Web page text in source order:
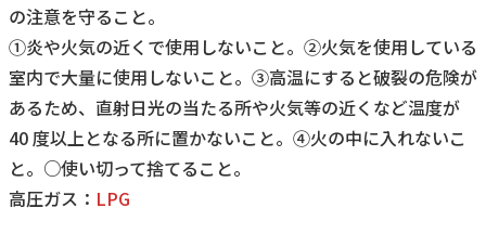
の注意を守ること。
①炎や火気の近くで使用しないこと。②火気を使用している
室内で大量に使用しないこと。③高温にすると破裂の危険が
あるため、直射日光の当たる所や火気等の近くなど温度が
40 度以上となる所に置かないこと。④火の中に入れないこ
と。○使い切って捨てること。
高圧ガス： LPG